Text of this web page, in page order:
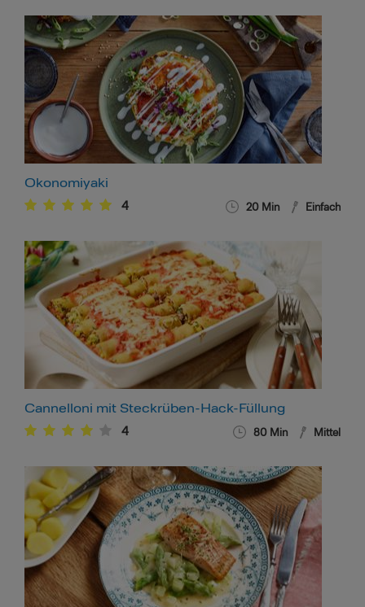
Okonomiyaki
4 20 Min Einfach
Cannelloni mit Steckrüben-Hack-Füllung
4 80 Min Mittel